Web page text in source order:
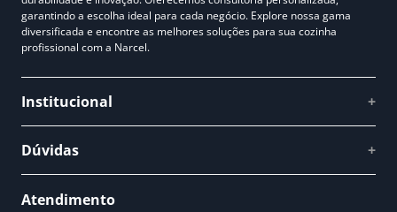
garantindo a escolha ideal para cada negócio. Explore nossa gama
diversificada e encontre as melhores soluções para sua cozinha
profissional com a Narcel.
Institucional +
Fale conosco
Dúvidas +
Atendimento